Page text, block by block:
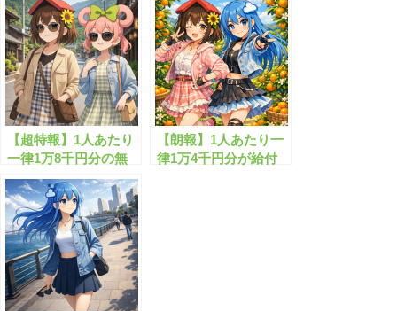
す！
【超特報】1人あたり
一律1万8千円分の無
料給付開始へ！
【朗報】1人あたり一
律1万4千円分が給付